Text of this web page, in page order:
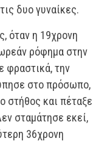
δυο γυναίκες.
όταν η 19χρονη
ρόφημα στην
φραστικά, την
στο πρόσωπο,
στήθος και πέταξε
σταμάτησε εκεί,
36χρονη